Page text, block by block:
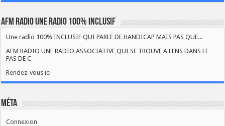
AFM RADIO UNE RADIO 100% INCLUSIF
Une radio 100% INCLUSIF QUI PARLE DE HANDICAP MAIS PAS QUE...
AFM RADIO UNE RADIO ASSOCIATIVE QUI SE TROUVE A LENS DANS LE
PAS DE C
Rendez-vous ici
Méta
Connexion